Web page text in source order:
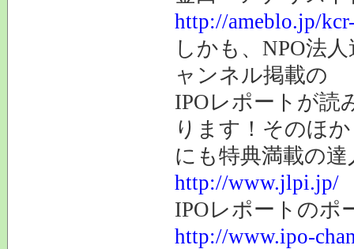
http://ameblo.jp/
しかも、NPO法
ャンネル掲載の
IPOレポートが読
ります！そのほか
にも特典満載の
http://www.jlpi.jp/
IPOレポートの
http://www.ipo-